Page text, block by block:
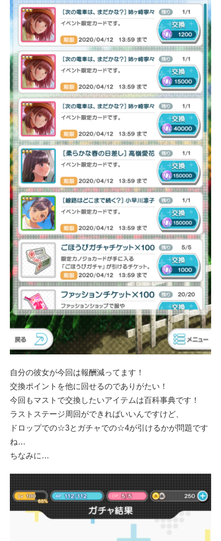
自分の彼女が今回は報酬減ってます！
交換ポイントを他に回せるのでありがたい！
今回もマストで交換したいアイテムは百科事典です！
ラストステージ周回ができればいいんですけど、
ドロップでの☆3とガチャでの☆4が引けるかが問題です
ね…
ちなみに…